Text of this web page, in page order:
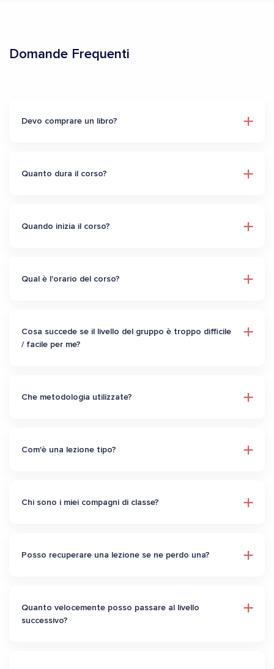
Domande Frequenti
Devo comprare un libro?
Quanto dura il corso?
Quando inizia il corso?
Qual è l'orario del corso?
Cosa succede se il livello del gruppo è troppo difficile
/ facile per me?
Che metodologia utilizzate?
Com'è una lezione tipo?
Chi sono i miei compagni di classe?
Posso recuperare una lezione se ne perdo una?
Quanto velocemente posso passare al livello
successivo?